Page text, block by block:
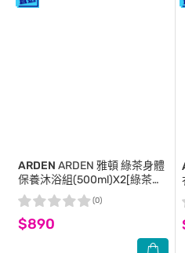
ARDEN ARDEN 雅頓 綠茶身體
保養沐浴組(500ml)X2[綠茶香
水沐浴膠+綠茶身體乳]-國際航
空版
$890
(0)